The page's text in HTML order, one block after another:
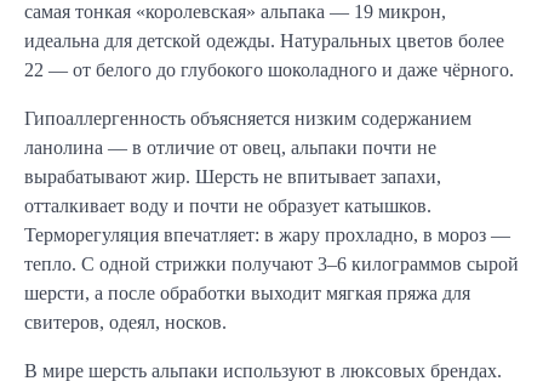
самая тонкая «королевская» альпака — 19 микрон,
идеальна для детской одежды. Натуральных цветов более
22 — от белого до глубокого шоколадного и даже чёрного.
Гипоаллергенность объясняется низким содержанием
ланолина — в отличие от овец, альпаки почти не
вырабатывают жир. Шерсть не впитывает запахи,
отталкивает воду и почти не образует катышков.
Терморегуляция впечатляет: в жару прохладно, в мороз —
тепло. С одной стрижки получают 3–6 килограммов сырой
шерсти, а после обработки выходит мягкая пряжа для
свитеров, одеял, носков.
В мире шерсть альпаки используют в люксовых брендах.